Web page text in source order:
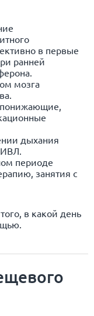
в первые
ранней
мозга
дыхания
периоде
занятия с
в какой день